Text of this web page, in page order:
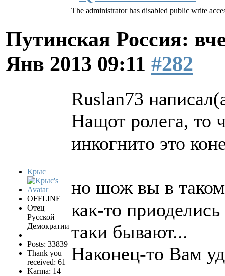
The administrator has disabled public write
Путинская Россия:
Янв 2013 09:11 #282
Крыс
OFFLINE
Отец
Русской
Демократии
Posts: 33839
Thank you
received: 61
Karma: 14
Ruslan73
Нащот ролега, то
инкогнито это
но шож вы в таком
как-то
таки бывают...
Наконец-то Вам